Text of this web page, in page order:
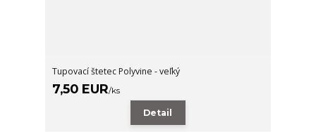
Tupovací štetec Polyvine - veľký
7,50 EUR/ks
Detail